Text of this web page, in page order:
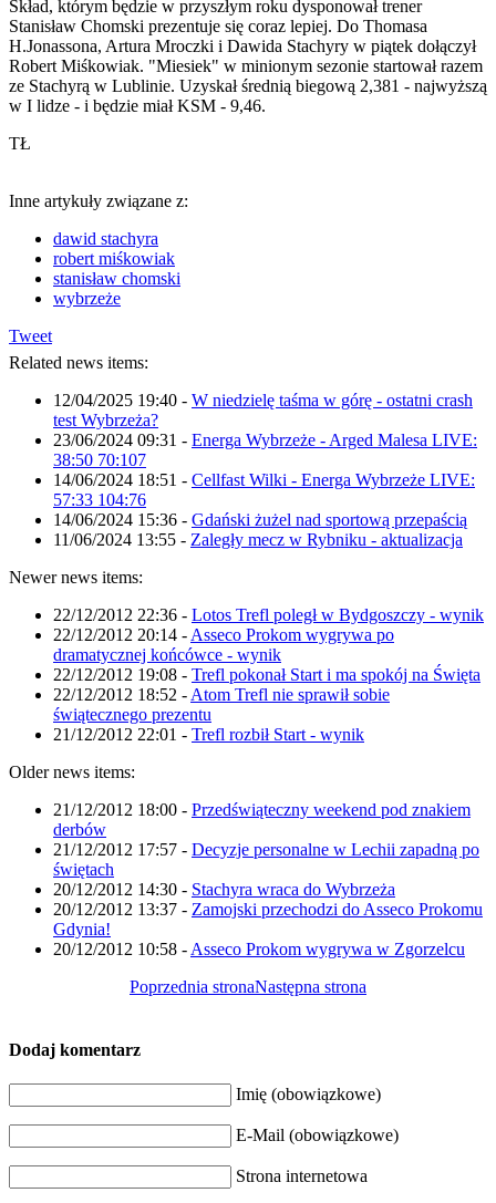
Skład, którym będzie w przyszłym roku dysponował trener
Stanisław Chomski prezentuje się coraz lepiej. Do Thomasa
H.Jonassona, Artura Mroczki i Dawida Stachyry w piątek dołączył
Robert Miśkowiak. "Miesiek" w minionym sezonie startował razem
ze Stachyrą w Lublinie. Uzyskał średnią biegową 2,381 - najwyższą
w I lidze - i będzie miał KSM - 9,46.
TŁ
Inne artykuły związane z:
dawid stachyra
robert miśkowiak
stanisław chomski
wybrzeże
Tweet
Related news items:
12/04/2025 19:40 - W niedzielę taśma w górę - ostatni crash
test Wybrzeża?
23/06/2024 09:31 - Energa Wybrzeże - Arged Malesa LIVE:
38:50 70:107
14/06/2024 18:51 - Cellfast Wilki - Energa Wybrzeże LIVE:
57:33 104:76
14/06/2024 15:36 - Gdański żużel nad sportową przepaścią
11/06/2024 13:55 - Zaległy mecz w Rybniku - aktualizacja
Newer news items:
22/12/2012 22:36 - Lotos Trefl poległ w Bydgoszczy - wynik
22/12/2012 20:14 - Asseco Prokom wygrywa po
dramatycznej końcówce - wynik
22/12/2012 19:08 - Trefl pokonał Start i ma spokój na Święta
22/12/2012 18:52 - Atom Trefl nie sprawił sobie
świątecznego prezentu
21/12/2012 22:01 - Trefl rozbił Start - wynik
Older news items:
21/12/2012 18:00 - Przedświąteczny weekend pod znakiem
derbów
21/12/2012 17:57 - Decyzje personalne w Lechii zapadną po
świętach
20/12/2012 14:30 - Stachyra wraca do Wybrzeża
20/12/2012 13:37 - Zamojski przechodzi do Asseco Prokomu
Gdynia!
20/12/2012 10:58 - Asseco Prokom wygrywa w Zgorzelcu
Poprzednia stronaNastępna strona
Dodaj komentarz
Imię (obowiązkowe)
E-Mail (obowiązkowe)
Strona internetowa